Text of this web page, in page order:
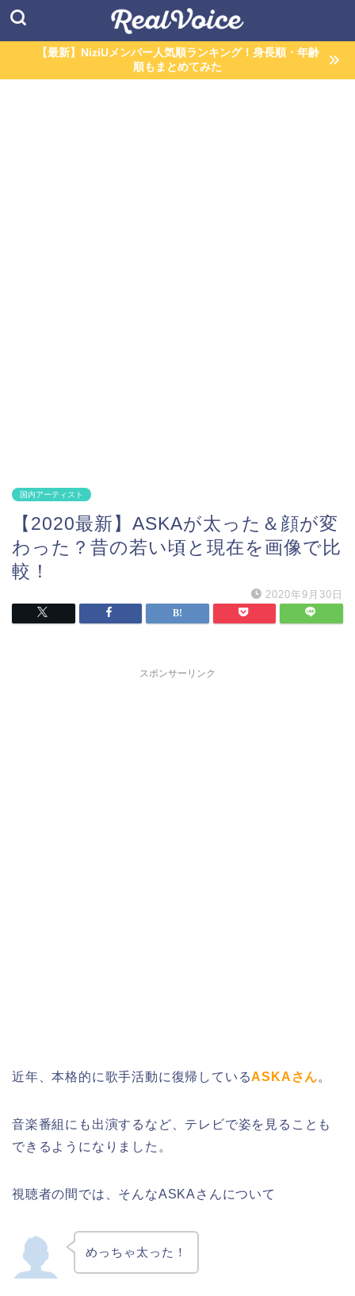
【最新】NiziUメンバー人気順ランキング！身長順・年齢
順もまとめてみた
国内アーティスト
【2020最新】ASKAが太った＆顔が変
わった？昔の若い頃と現在を画像で比
較！
2020年9月30日
スポンサーリンク
近年、本格的に歌手活動に復帰しているASKAさん。
音楽番組にも出演するなど、テレビで姿を見ることも
できるようになりました。
視聴者の間では、そんなASKAさんについて
めっちゃ太った！